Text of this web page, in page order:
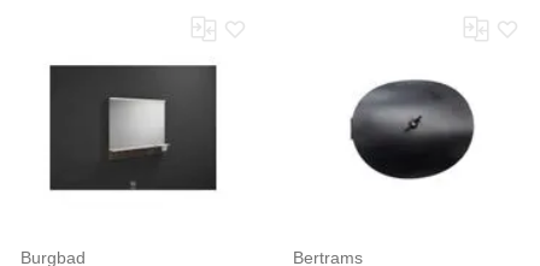
Burgbad Bertrams